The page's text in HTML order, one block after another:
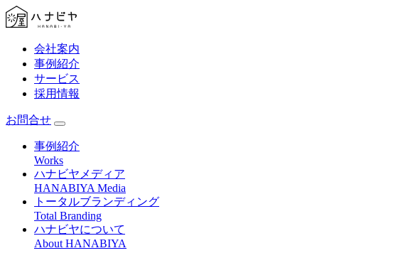
会社案内
事例紹介
サービス
採用情報
お問合せ
事例紹介
Works
ハナビヤメディア
HANABIYA Media
トータルブランディング
Total Branding
ハナビヤについて
About HANABIYA